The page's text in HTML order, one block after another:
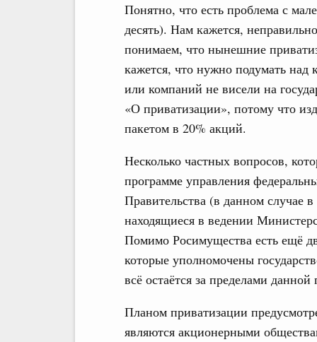
Понятно, что есть проблема с
десять). Нам кажется,
понимаем, что нынешние
кажется, что нужно подумать
или компаний не висели на
«О приватизации», потому что
пакетом в 20% акций.
Несколько частных вопросов,
программе управления
Правительства (в данном случае
находящиеся в ведении
Помимо Росимущества есть ещё
которые уполномочены
всё остаётся за пределами
Планом приватизации
являются акционерными